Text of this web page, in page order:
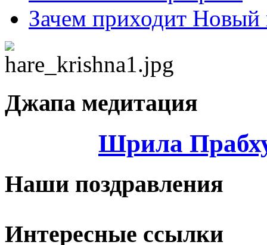
Зачем приходит Новый
Джапа медитация
Шрила
Наши поздравления
Интересные ссылки